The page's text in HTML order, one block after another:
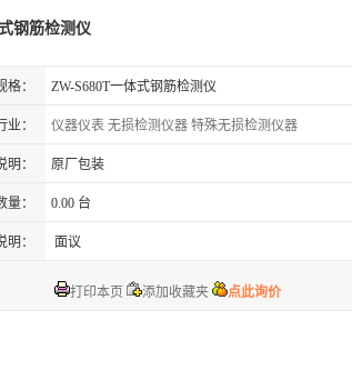
钢筋检测仪
格： ZW-S680T一体式钢筋检测仪
业： 仪器仪表 无损检测仪器 特殊无损检测仪器
明： 原厂包装
量： 0.00 台
明： 面议
打印本页 添加收藏夹 点此询价